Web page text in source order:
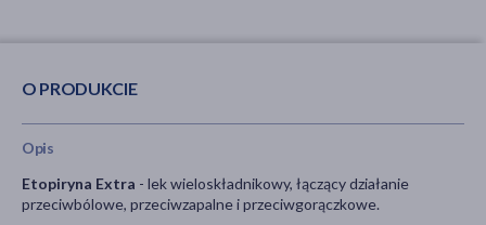
O PRODUKCIE
Opis
Etopiryna Extra - lek wieloskładnikowy, łączący działanie
przeciwbólowe, przeciwzapalne i przeciwgorączkowe.